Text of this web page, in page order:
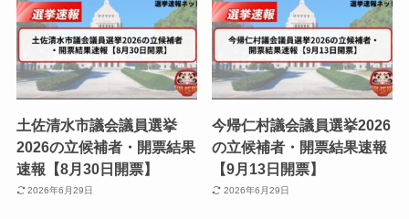
土佐清水市議会議員選挙
2026の立候補者・開票結果
速報【8月30日開票】
2026年6月29日
今帰仁村議会議員選挙2026
の立候補者・開票結果速報
【9月13日開票】
2026年6月29日